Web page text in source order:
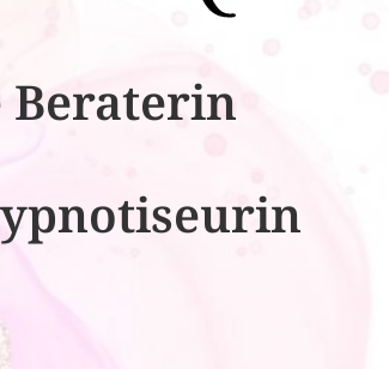
​​Beraterin